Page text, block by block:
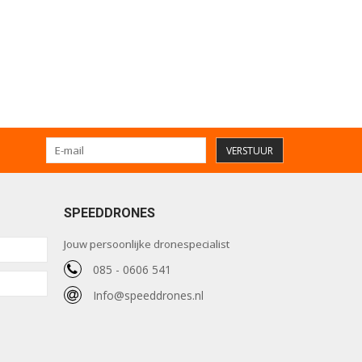
VERSTUUR
SPEEDDRONES
Jouw persoonlijke dronespecialist
085 - 0606 541
Info@speeddrones.nl